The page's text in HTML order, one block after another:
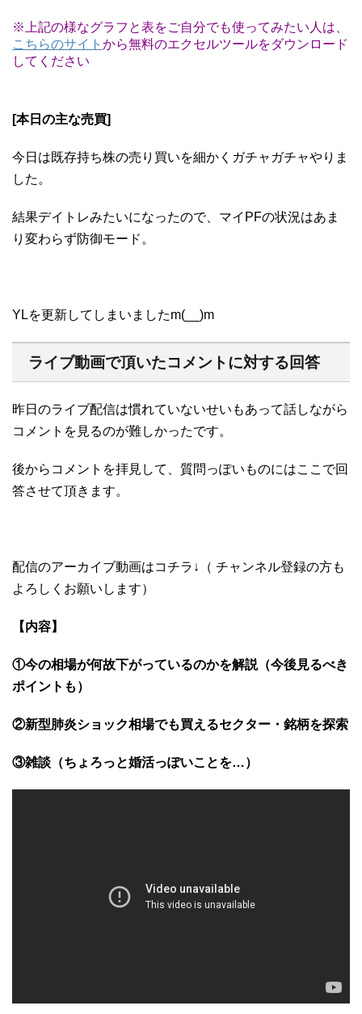
※上記の様なグラフと表をご自分でも使ってみたい人は、
こちらのサイト から無料のエクセルツールをダウンロード
してください
[本日の主な売買]
今日は既存持ち株の売り買いを細かくガチャガチャやりま
した。
結果デイトレみたいになったので、マイPFの状況はあま
り変わらず防御モード。
YLを更新してしまいましたm(__)m
ライブ動画で頂いたコメントに対する回答
昨日のライブ配信は慣れていないせいもあって話しながら
コメントを見るのが難しかったです。
後からコメントを拝見して、質問っぽいものにはここで回
答させて頂きます。
配信のアーカイブ動画はコチラ↓（ チャンネル登録の方も
よろしくお願いします）
【内容】
①今の相場が何故下がっているのかを解説（今後見るべき
ポイントも）
②新型肺炎ショック相場でも買えるセクター・銘柄を探索
③雑談（ちょろっと婚活っぽいことを…）